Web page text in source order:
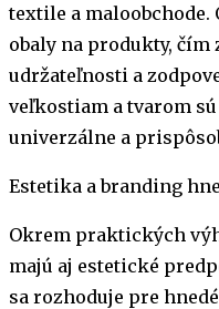
textile a
obaly na produkty, čím
udržateľnosti a
veľkostiam a tvarom
univerzálne a
Estetika a branding
Okrem praktických
majú aj estetické
sa rozhoduje pre